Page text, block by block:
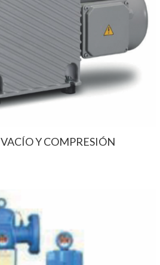
Y COMPRESIÓN